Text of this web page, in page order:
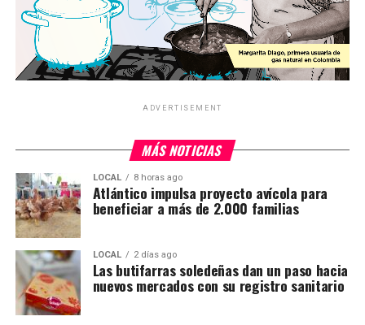
ADVERTISEMENT
MÁS NOTICIAS
LOCAL 8 horas ago
Atlántico impulsa proyecto avícola para
beneficiar a más de 2.000 familias
LOCAL 2 días ago
Las butifarras soledeñas dan un paso hacia
nuevos mercados con su registro sanitario